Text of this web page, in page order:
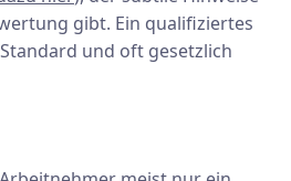
gibt. Ein qualifiziertes
und oft gesetzlich